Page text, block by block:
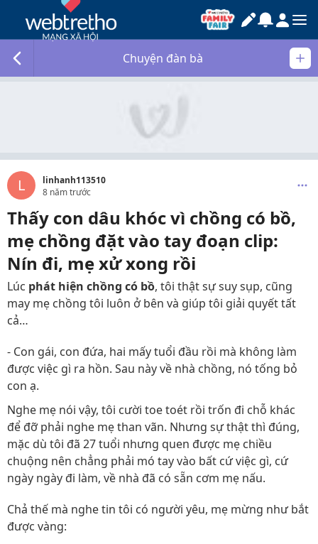
Chuyện đàn bà
L
linhanh113510
8 năm trước
Thấy con dâu khóc vì chồng có bồ,
mẹ chồng đặt vào tay đoạn clip:
Nín đi, mẹ xử xong rồi
Lúc phát hiện chồng có bồ, tôi thật sự suy sụp, cũng
may mẹ chồng tôi luôn ở bên và giúp tôi giải quyết tất
cả…
- Con gái, con đứa, hai mấy tuổi đầu rồi mà không làm
được việc gì ra hồn. Sau này về nhà chồng, nó tống bỏ
con ạ.
Nghe mẹ nói vậy, tôi cười toe toét rồi trốn đi chỗ khác
để đỡ phải nghe mẹ than vãn. Nhưng sự thật thì đúng,
mặc dù tôi đã 27 tuổi nhưng quen được mẹ chiều
chuộng nên chẳng phải mó tay vào bất cứ việc gì, cứ
ngày ngày đi làm, về nhà đã có sẵn cơm mẹ nấu.
Chả thế mà nghe tin tôi có người yêu, mẹ mừng như bắt
được vàng: